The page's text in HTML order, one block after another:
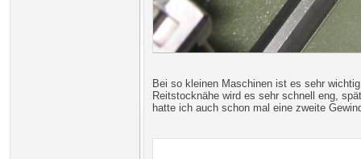
Bei so kleinen Maschinen ist es sehr
Reitstocknähe wird es sehr schnell eng,
hatte ich auch schon mal eine zweite